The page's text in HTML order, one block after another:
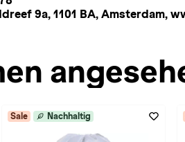
9a, 1101 BA, Amsterdam,
Sale Nachhaltig